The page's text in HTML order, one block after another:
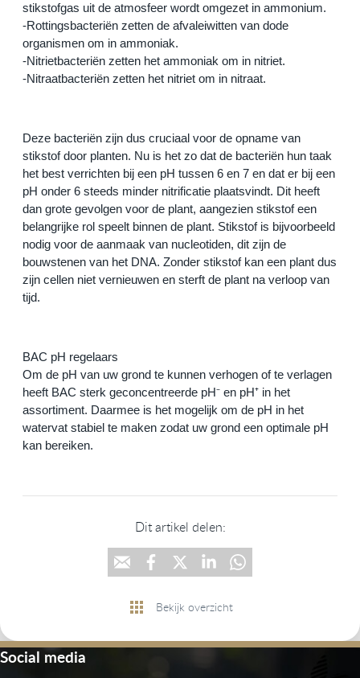
stikstofgas uit de atmosfeer wordt omgezet in ammonium.
-Rottingsbacteriën zetten de afvaleiwitten van dode
organismen om in ammoniak.
-Nitrietbacteriën zetten het ammoniak om in nitriet.
-Nitraatbacteriën zetten het nitriet om in nitraat.
Deze bacteriën zijn dus cruciaal voor de opname van
stikstof door planten. Nu is het zo dat de bacteriën hun taak
het best verrichten bij een pH tussen 6 en 7 en dat er bij een
pH onder 6 steeds minder nitrificatie plaatsvindt. Dit heeft
dan grote gevolgen voor de plant, aangezien stikstof een
belangrijke rol speelt binnen de plant. Stikstof is bijvoorbeeld
nodig voor de aanmaak van nucleotiden, dit zijn de
bouwstenen van het DNA. Zonder stikstof kan een plant dus
zijn cellen niet vernieuwen en sterft de plant na verloop van
tijd.
BAC pH regelaars
Om de pH van uw grond te kunnen verhogen of te verlagen
heeft BAC sterk geconcentreerde pH⁻ en pH⁺ in het
assortiment. Daarmee is het mogelijk om de pH in het
watervat stabiel te maken zodat uw grond een optimale pH
kan bereiken.
Dit artikel delen:
Bekijk overzicht
Social media